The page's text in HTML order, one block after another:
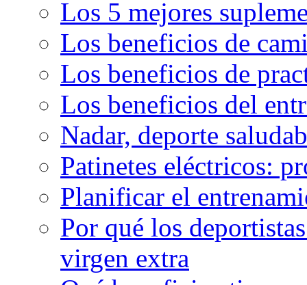
Los 5 mejores
Los beneficios de
Los beneficios de
Los beneficios del
Nadar, deporte
Patinetes eléctricos:
Planificar el
Por qué los
virgen extra